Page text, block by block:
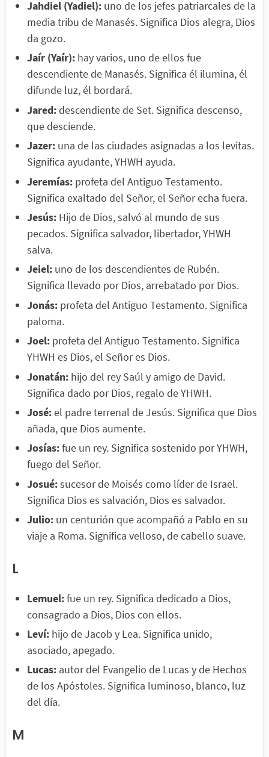
Jahdiel (Yadiel): uno de los jefes patriarcales de la
media tribu de Manasés. Significa Dios alegra, Dios
da gozo.
Jaír (Yaír): hay varios, uno de ellos fue
descendiente de Manasés. Significa él ilumina, él
difunde luz, él bordará.
Jared:descendiente de Set. Significa descenso,
que desciende.
Jazer: una de las ciudades asignadas a los levitas.
Significa ayudante, YHWH ayuda.
Jeremías: profeta del Antiguo Testamento.
Significa exaltado del Señor, el Señor echa fuera.
Jesús: Hijo de Dios, salvó al mundo de sus
pecados. Significa salvador, libertador, YHWH
salva.
Jeiel: uno de los descendientes de Rubén.
Significa llevado por Dios, arrebatado por Dios.
Jonás: profeta del Antiguo Testamento. Significa
paloma.
Joel: profeta del Antiguo Testamento. Significa
YHWH es Dios, el Señor es Dios.
Jonatán: hijo del rey Saúl y amigo de David.
Significa dado por Dios, regalo de YHWH.
José:el padre terrenal de Jesús. Significa que Dios
añada, que Dios aumente.
Josías:fue un rey. Significa sostenido por YHWH,
fuego del Señor.
Josué:sucesor de Moisés como líder de Israel.
Significa Dios es salvación, Dios es salvador.
Julio: un centurión que acompañó a Pablo en su
viaje a Roma. Significa velloso, de cabello suave.
L
Lemuel:fue un rey. Significa dedicado a Dios,
consagrado a Dios, Dios con ellos.
Leví: hijo de Jacob y Lea. Significa unido,
asociado, apegado.
Lucas: autor del Evangelio de Lucas y de Hechos
de los Apóstoles. Significa luminoso, blanco, luz
del día.
M